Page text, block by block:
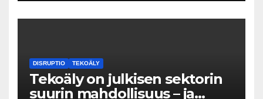
DISRUPTIO TEKOÄLY
Tekoäly on julkisen sektorin
suurin mahdollisuus – ja